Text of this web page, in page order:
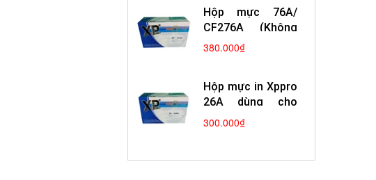
Hộp mực 76A/
CF276A (Không
Chíp)
380.000₫
Hộp mực in Xppro
26A dùng cho
máy in laser Hp
300.000₫